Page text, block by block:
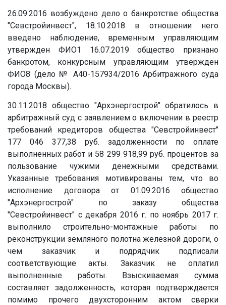
26.09.2016 возбуждено дело о банкротстве общества
"Севстройинвест", 18.10.2018 в отношении него
введено наблюдение, временным управляющим
утвержден ФИО1 16.07.2019 общество признано
банкротом, конкурсным управляющим утвержден
ФИО8 (дело № А40-157934/2016 Арбитражного суда
города Москвы).
30.11.2018 общество "Архэнергострой" обратилось в
арбитражный суд с заявлением о включении в реестр
требований кредиторов общества "Севстройинвест"
177 046 377,38 руб. задолженности по оплате
выполненных работ и 58 299 918,99 руб. процентов за
пользование чужими денежными средствами.
Указанные требования мотивированы тем, что во
исполнение договора от 01.09.2016 общество
"Архэнергострой" по заказу общества
"Севстройинвест" с декабря 2016 г. по ноябрь 2017 г.
выполнило строительно-монтажные работы по
реконструкции земляного полотна железной дороги, о
чем заказчик и подрядчик подписали
соответствующие акты. Заказчик не оплатил
выполненные работы. Взыскиваемая сумма
составляет задолженность, которая подтверждается
помимо прочего двухсторонним актом сверки